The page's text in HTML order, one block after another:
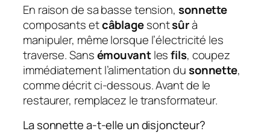
En raison de sa basse tension, sonnette
composants etcâblagesontsûrà
manipuler, même lorsque l’électricité les
traverse. Sansémouvantlesfils, coupez
immédiatement l’alimentation dusonnette,
comme décrit ci-dessous. Avant de le
restaurer, remplacez le transformateur.
La sonnette a-t-elle un disjoncteur?